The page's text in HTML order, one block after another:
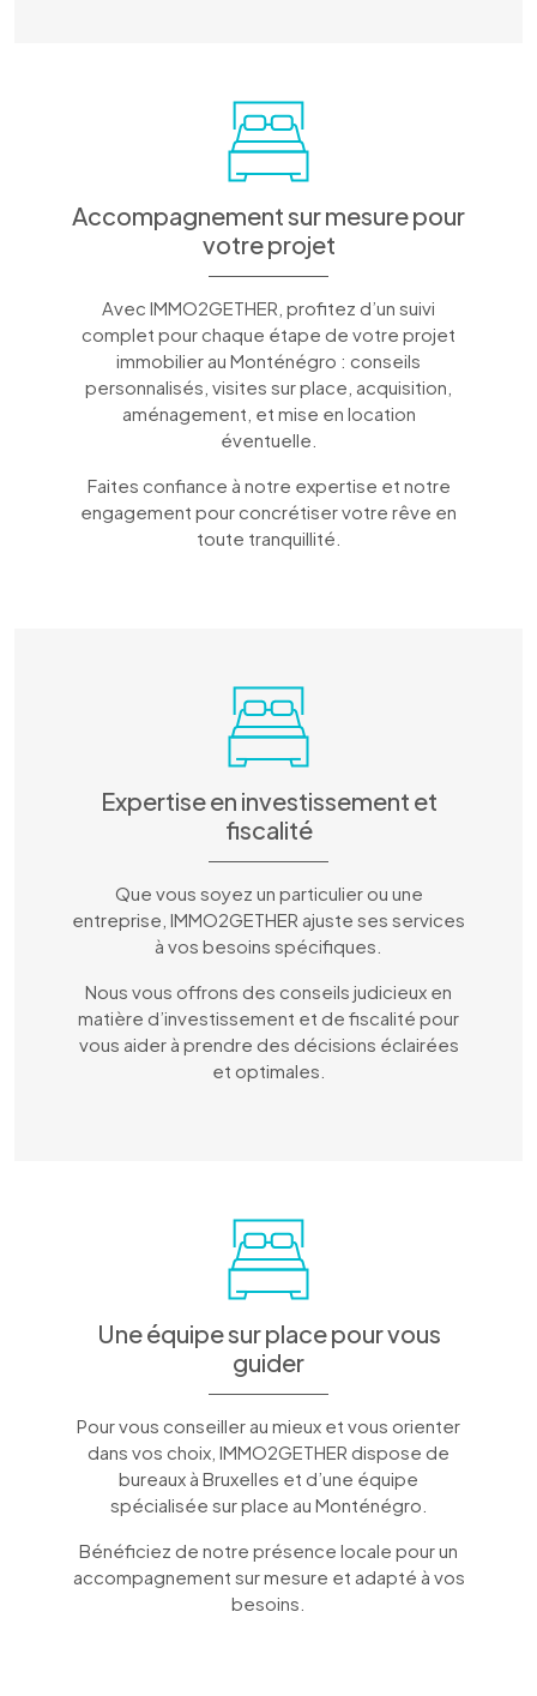
Accompagnement sur mesure pour
votre projet
Avec IMMO2GETHER, profitez d’un suivi
complet pour chaque étape de votre projet
immobilier au Monténégro : conseils
personnalisés, visites sur place, acquisition,
aménagement, et mise en location
éventuelle.
Faites confiance à notre expertise et notre
engagement pour concrétiser votre rêve en
toute tranquillité.
Expertise en investissement et
fiscalité
Que vous soyez un particulier ou une
entreprise, IMMO2GETHER ajuste ses services
à vos besoins spécifiques.
Nous vous offrons des conseils judicieux en
matière d’investissement et de fiscalité pour
vous aider à prendre des décisions éclairées
et optimales.
Une équipe sur place pour vous
guider
Pour vous conseiller au mieux et vous orienter
dans vos choix, IMMO2GETHER dispose de
bureaux à Bruxelles et d’une équipe
spécialisée sur place au Monténégro.
Bénéficiez de notre présence locale pour un
accompagnement sur mesure et adapté à vos
besoins.